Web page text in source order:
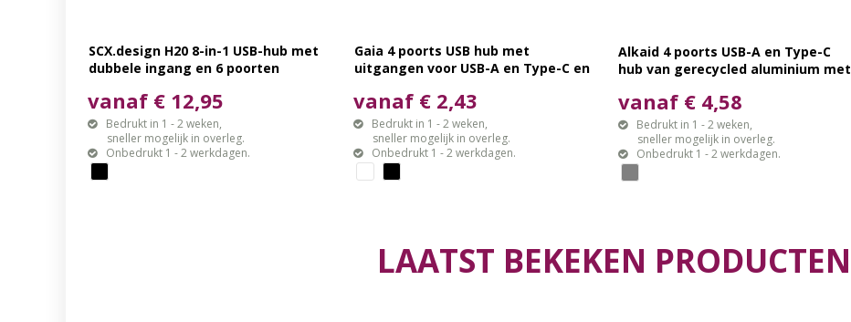
SCX.design H20 8-in-1 USB-hub met
dubbele ingang en 6 poorten
vanaf € 12,95
Bedrukt in 1 - 2 weken,
sneller mogelijk in overleg.
Onbedrukt 1 - 2 werkdagen.
Gaia 4 poorts USB hub met
uitgangen voor USB-A en Type-C en
plastic
vanaf € 2,43
Bedrukt in 1 - 2 weken,
sneller mogelijk in overleg.
Onbedrukt 1 - 2 werkdagen.
Alkaid 4 poorts USB-A en Type-C
hub van gerecycled aluminium met
vanaf € 4,58
Bedrukt in 1 - 2 weken,
sneller mogelijk in overleg.
Onbedrukt 1 - 2 werkdagen.
LAATST BEKEKEN PRODUCTEN